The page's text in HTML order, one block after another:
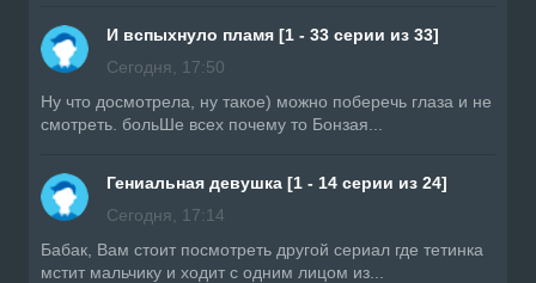
И вспыхнуло пламя [1 - 33 серии из 33]
Сегодня, 17:50
Ну что досмотрела, ну такое) можно поберечь глаза и не
смотреть. больШе всех почему то Бонзая...
Гениальная девушка [1 - 14 серии из 24]
Сегодня, 17:14
Бабак, Вам стоит посмотреть другой сериал где тетинка
мстит мальчику и ходит с одним лицом из...